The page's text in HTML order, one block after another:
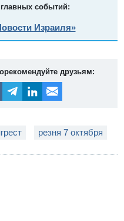
главных событий:
Израиля»
друзьям:
резня 7 октября